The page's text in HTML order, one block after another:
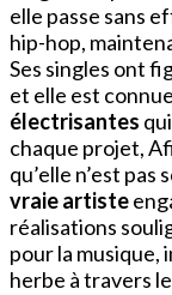
elle passe sans
hip-hop,
Ses singles ont
et elle est
électrisantes
chaque projet,
qu’elle n’est
vraie artiste
réalisations
pour la musique,
herbe à travers